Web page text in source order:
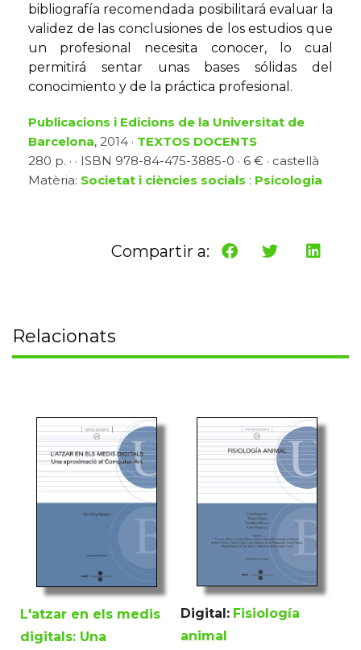
bibliografía recomendada posibilitará evaluar la
validez de las conclusiones de los estudios que
un profesional necesita conocer, lo cual
permitirá sentar unas bases sólidas del
conocimiento y de la práctica profesional.
Publicacions i Edicions de la Universitat de
Barcelona, 2014 · TEXTOS DOCENTS
280 p. · · ISBN 978-84-475-3885-0 · 6 € · castellà
Matèria: Societat i ciències socials : Psicologia
Compartir a:
Relacionats
L'atzar en els medis
digitals: Una
Digital: Fisiología
animal